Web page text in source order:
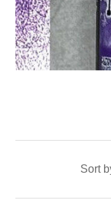
Sort